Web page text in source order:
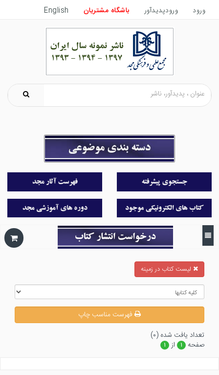
ورود ورودپدیدآور باشگاه مشتریان English
ليست كتاب در زمينه
فهرست مناسب چاپ
تعداد يافت شده (۰)
صفحه
۱ از ۱